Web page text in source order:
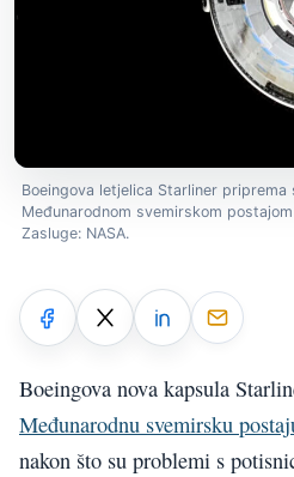
Boeingova letjelica Starliner priprema
Međunarodnom svemirskom
Zasluge: NASA.
Boeingova nova kapsula
Međunarodnu svemirsku
nakon što su problemi s